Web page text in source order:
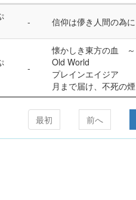
信仰は儚き人間の為に
懐かしき東方の血 ～
Old World
プレインエイジア
月まで届け、不死の煙
最初 前へ